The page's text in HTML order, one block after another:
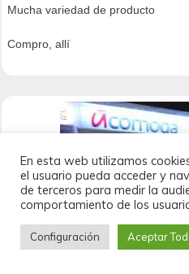
Mucha variedad de producto
Compro, allí
En esta web utilizamos
el usuario pueda acceder y
de terceros para medir la
comportamiento de los
Configuración Aceptar